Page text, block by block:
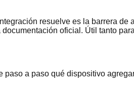
resuelve es la barrera de
oficial. Útil tanto
a paso qué dispositivo